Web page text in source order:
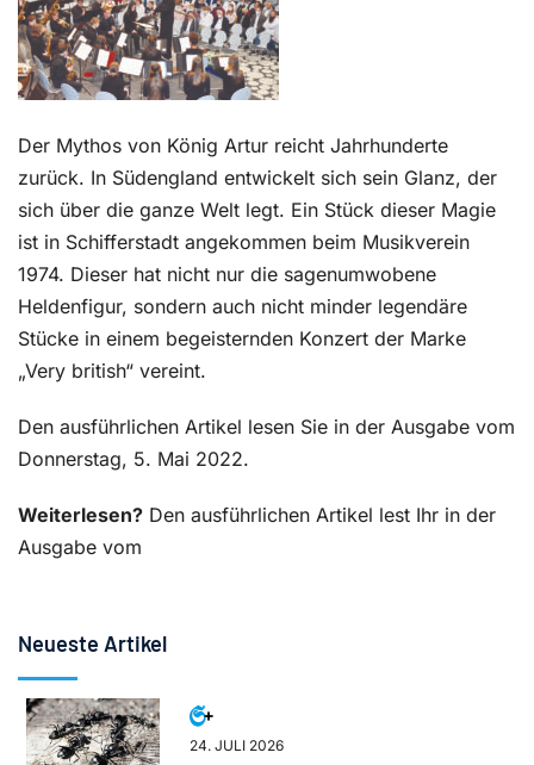
Der Mythos von König Artur reicht Jahrhunderte
zurück. In Südengland entwickelt sich sein Glanz, der
sich über die ganze Welt legt. Ein Stück dieser Magie
ist in Schifferstadt angekommen beim Musikverein
1974. Dieser hat nicht nur die sagenumwobene
Heldenfigur, sondern auch nicht minder legendäre
Stücke in einem begeisternden Konzert der Marke
„Very british“ vereint.
Den ausführlichen Artikel lesen Sie in der Ausgabe vom
Donnerstag, 5. Mai 2022.
Weiterlesen? Den ausführlichen Artikel lest Ihr in der
Ausgabe vom
Neueste Artikel
24. JULI 2026